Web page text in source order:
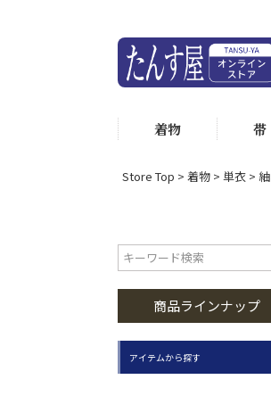
着物 帯
Store Top 着物 単衣 紬
商品ラインナップ
アイテムから探す